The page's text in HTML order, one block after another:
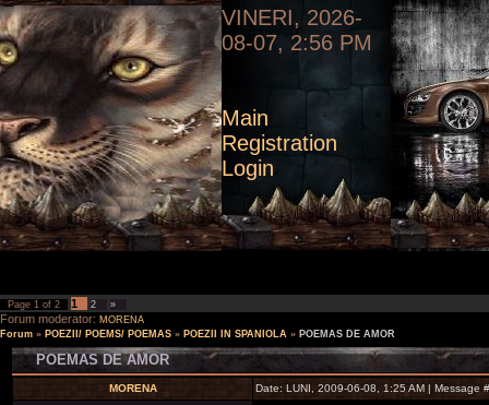
VINERI, 2026-
08-07, 2:56 PM
Main
Registration
Login
Page 1 of 2 1 2 »
Forum moderator: MORENA
Forum » POEZII/ POEMS/ POEMAS » POEZII IN SPANIOLA » POEMAS DE AMOR
POEMAS DE AMOR
MORENA Date: LUNI, 2009-06-08, 1:25 AM | Message